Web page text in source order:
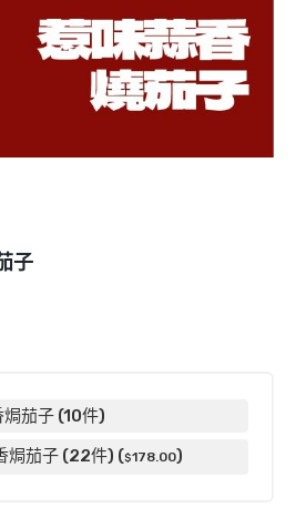
子
茄子 (10件)
焗茄子 (22件) ($178.00)